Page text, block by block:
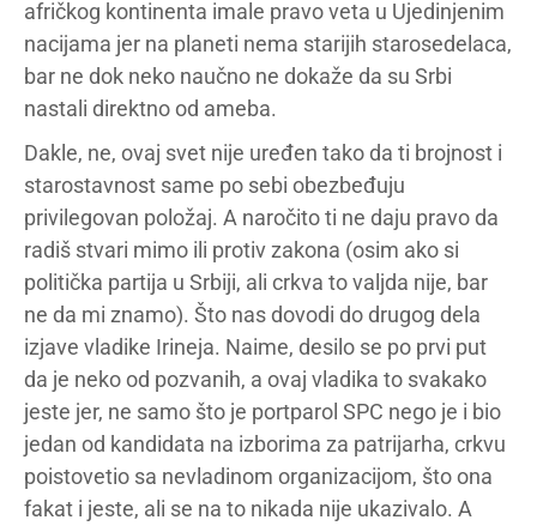
afričkog kontinenta imale pravo veta u Ujedinjenim
nacijama jer na planeti nema starijih starosedelaca,
bar ne dok neko naučno ne dokaže da su Srbi
nastali direktno od ameba.
Dakle, ne, ovaj svet nije uređen tako da ti brojnost i
starostavnost same po sebi obezbeđuju
privilegovan položaj. A naročito ti ne daju pravo da
radiš stvari mimo ili protiv zakona (osim ako si
politička partija u Srbiji, ali crkva to valjda nije, bar
ne da mi znamo). Što nas dovodi do drugog dela
izjave vladike Irineja. Naime, desilo se po prvi put
da je neko od pozvanih, a ovaj vladika to svakako
jeste jer, ne samo što je portparol SPC nego je i bio
jedan od kandidata na izborima za patrijarha, crkvu
poistovetio sa nevladinom organizacijom, što ona
fakat i jeste, ali se na to nikada nije ukazivalo. A